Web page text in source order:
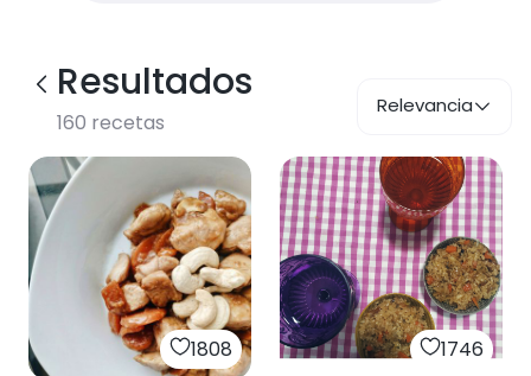
Resultados
160 recetas
Relevancia
1808 1746